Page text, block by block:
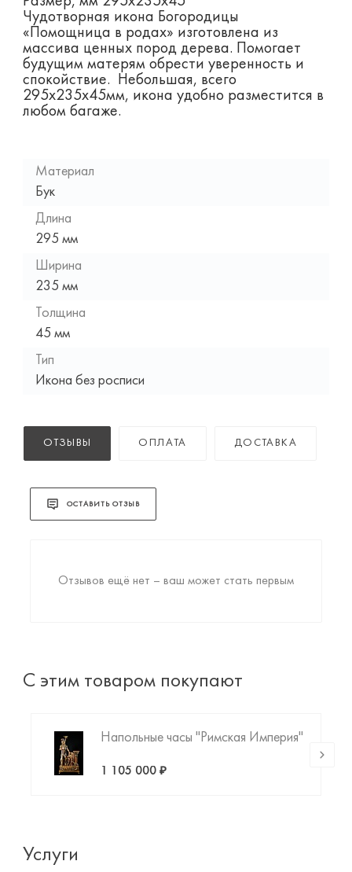
Чудотворная икона Богородицы
«Помощница в родах» изготовлена из
массива ценных пород дерева. Помогает
будущим матерям обрести уверенность и
спокойствие. Небольшая, всего
295х235х45мм, икона удобно разместится в
любом багаже.
Материал
Бук
Длина
295 мм
Ширина
235 мм
Толщина
45 мм
Тип
Икона без росписи
ОТЗЫВЫ ОПЛАТА ДОСТАВКА
ОСТАВИТЬ ОТЗЫВ
Отзывов ещё нет – ваш может стать первым
С этим товаром покупают
Напольные часы "Римская Империя"
1 105 000 ₽
Услуги